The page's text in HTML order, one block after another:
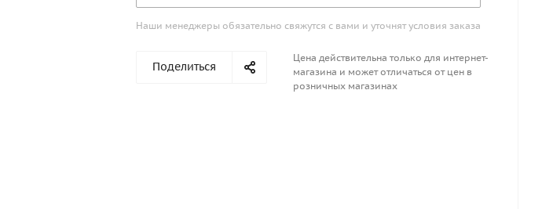
Наши менеджеры обязательно свяжутся с вами и уточнят условия заказа
Поделиться
Цена действительна только для интернет-
магазина и может отличаться от цен в
розничных магазинах